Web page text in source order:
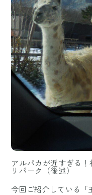
アルパカが近すぎる
リパーク（後述）
今回ご紹介している「